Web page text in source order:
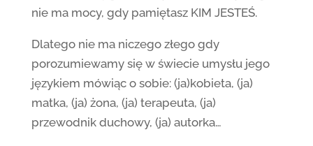
nie ma mocy, gdy pamiętasz KIM JESTEŚ.
Dlatego nie ma niczego złego gdy
porozumiewamy się w świecie umysłu jego
językiem mówiąc o sobie: (ja)kobieta, (ja)
matka, (ja) żona, (ja) terapeuta, (ja)
przewodnik duchowy, (ja) autorka…